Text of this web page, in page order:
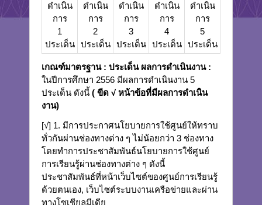
ดำเนิน
การ
1
ประเด็น
ดำเนิน
การ
2
ประเด็น
ดำเนิน
การ
3
ประเด็น
ดำเนิน
การ
4
ประเด็น
ดำเนิน
การ
5
ประเด็น
เกณฑ์มาตรฐาน : ประเด็น ผลการดำเนินงาน :
ในปีการศึกษา 2556 มีผลการดำเนินงาน 5
ประเด็น ดังนี้ ( ขีด √หน้าข้อที่มีผลการดำเนิน
งาน)
[√] 1. มีการประกาศนโยบายการใช้ศูนย์ให้ทราบ
ทั่วกันผ่านช่องทางต่าง ๆ ไม่น้อยกว่า 3 ช่องทาง
โดยทำการประชาสัมพันธ์นโยบายการใช้ศูนย์
การเรียนรู้ผ่านช่องทางต่าง ๆ ดังนี้
ประชาสัมพันธ์ที่หน้าเว็บไซต์ของศูนย์การเรียนรู้
ด้วยตนเอง, เว็บไซต์ระบบงานเครือข่ายและผ่าน
ทางโซเชียลมีเดีย